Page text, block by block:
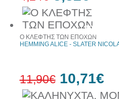
10%
έκπτωση
Ο ΚΛΕΦΤΗΣ ΤΩΝ ΕΠΟΧΩΝ
HEMMING ALICE - SLATER
11,90€ 10,71€